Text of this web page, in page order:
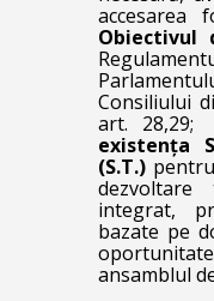
accesarea
Obiectivul
Consiliului
art. 28,29;
existența
(S.T.)
integrat,
bazate pe
ansamblul